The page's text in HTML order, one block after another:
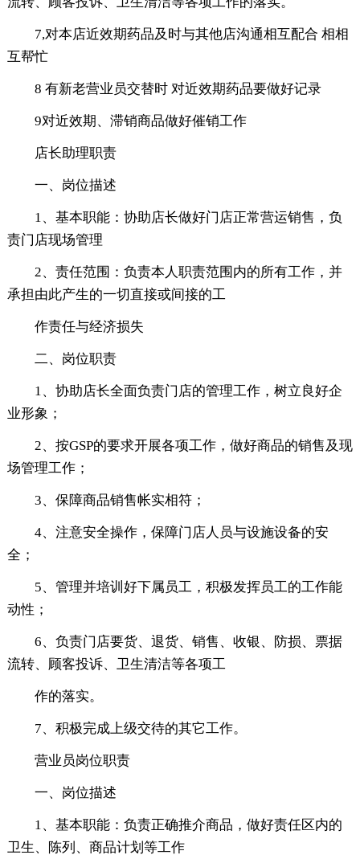
7,对本店近效期药品及时与其他店沟通相互配合 相相
互帮忙
8 有新老营业员交替时 对近效期药品要做好记录
9对近效期、滞销商品做好催销工作
店长助理职责
一、岗位描述
1、基本职能：协助店长做好门店正常营运销售，负
责门店现场管理
2、责任范围：负责本人职责范围内的所有工作，并
承担由此产生的一切直接或间接的工
作责任与经济损失
二、岗位职责
1、协助店长全面负责门店的管理工作，树立良好企
业形象；
2、按GSP的要求开展各项工作，做好商品的销售及现
场管理工作；
3、保障商品销售帐实相符；
4、注意安全操作，保障门店人员与设施设备的安
全；
5、管理并培训好下属员工，积极发挥员工的工作能
动性；
6、负责门店要货、退货、销售、收银、防损、票据
流转、顾客投诉、卫生清洁等各项工
作的落实。
7、积极完成上级交待的其它工作。
营业员岗位职责
一、岗位描述
1、基本职能：负责正确推介商品，做好责任区内的
卫生、陈列、商品计划等工作